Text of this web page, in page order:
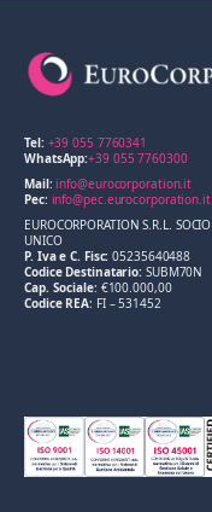
Tel: +39 055 7760341
WhatsApp:+39 055 7760300
Mail:info@eurocorporation.it
Pec: info@pec.eurocorporation.it
EUROCORPORATION S.R.L. SOCIO
UNICO
P. Iva e C. Fisc: 05235640488
Codice Destinatario: SUBM70N
Cap. Sociale: €100.000,00
Codice REA: FI – 531452